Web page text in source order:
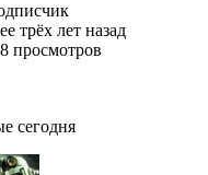
трёх лет назад
просмотров
сегодня